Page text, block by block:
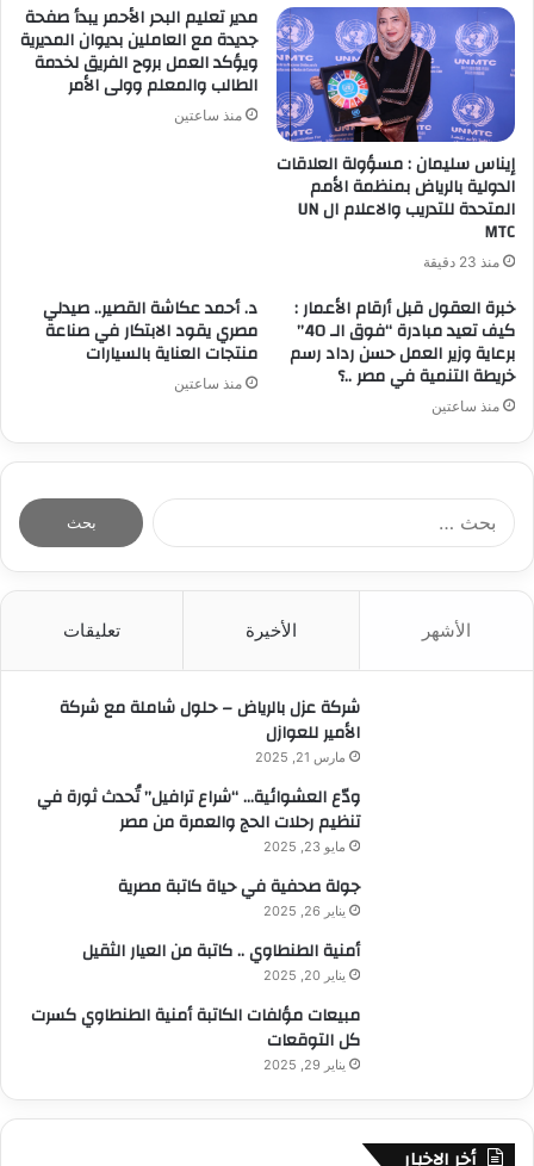
إيناس سليمان : مسؤولة العلاقات
الدولية بالرياض بمنظمة الأمم
المتحدة للتدريب والاعلام ال UN
MTC
منذ 23 دقيقة
مدير تعليم البحر الأحمر يبدأ صفحة
جديدة مع العاملين بديوان المديرية
ويؤكد العمل بروح الفريق لخدمة
الطالب والمعلم وولى الأمر
منذ ساعتين
خبرة العقول قبل أرقام الأعمار :
كيف تعيد مبادرة “فوق الـ 40”
برعاية وزير العمل حسن رداد رسم
خريطة التنمية في مصر ..؟
منذ ساعتين
د. أحمد عكاشة القصير.. صيدلي
مصري يقود الابتكار في صناعة
منتجات العناية بالسيارات
منذ ساعتين
الأشهر الأخيرة تعليقات
شركة عزل بالرياض – حلول شاملة مع شركة
الأمير للعوازل
مارس 21, 2025
ودّع العشوائية… “شراع ترافيل” تُحدث ثورة في
تنظيم رحلات الحج والعمرة من مصر
مايو 23, 2025
جولة صحفية في حياة كاتبة مصرية
يناير 26, 2025
أمنية الطنطاوي .. كاتبة من العيار الثقيل
يناير 20, 2025
مبيعات مؤلفات الكاتبة أمنية الطنطاوي كسرت
كل التوقعات
يناير 29, 2025
أخر الاخبار